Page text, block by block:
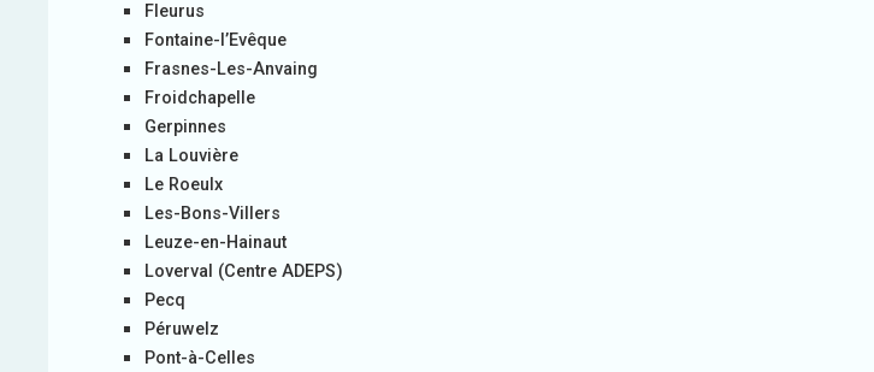
Fleurus
Fontaine-l’Evêque
Frasnes-Les-Anvaing
Froidchapelle
Gerpinnes
La Louvière
Le Roeulx
Les-Bons-Villers
Leuze-en-Hainaut
Loverval (Centre ADEPS)
Pecq
Péruwelz
Pont-à-Celles